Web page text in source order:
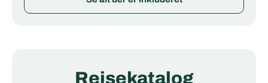
Rejsekatalog